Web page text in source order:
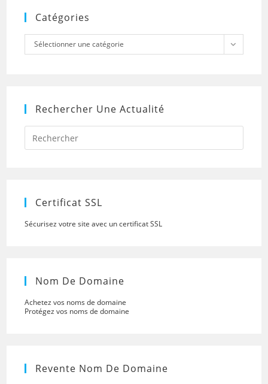
Catégories
Catégories
Sélectionner une catégorie
Rechercher Une Actualité
Press
to
Certificat SSL
Sécurisez votre site avec un certificat SSL
Nom De Domaine
Achetez vos noms de domaine
Protégez vos noms de domaine
Revente Nom De Domaine